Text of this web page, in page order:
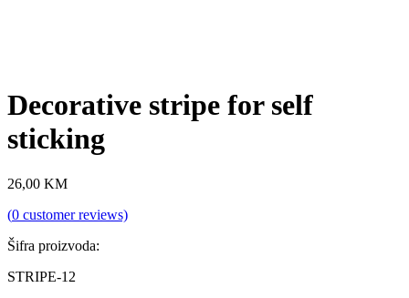
Decorative stripe for self
sticking
26,00 KM
(0 customer reviews)
Šifra proizvoda:
STRIPE-12